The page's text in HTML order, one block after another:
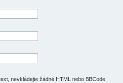
nevkládejte žádné HTML nebo BBCode.